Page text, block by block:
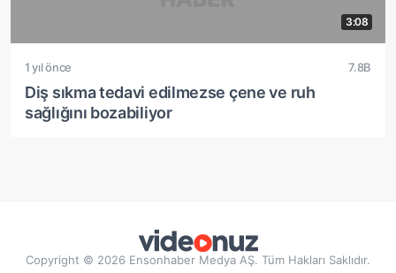
3:08
1 yıl önce 7.8B
Diş sıkma tedavi edilmezse çene ve ruh
sağlığını bozabiliyor
Copyright © 2026 Ensonhaber Medya AŞ. Tüm Hakları Saklıdır.